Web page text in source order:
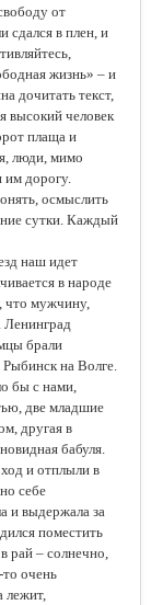
от
сдался в плен, и
жизнь» – и
дочитать текст,
высокий человек
плаща и
люди, мимо
им дорогу.
осмыслить
сутки. Каждый
наш идет
в народе
что мужчину,
Ленинград
брали
на Волге.
бы с нами,
две младшие
другая в
бабуля.
и отплыли в
себе
и выдержала за
поместить
рай – солнечно,
то очень